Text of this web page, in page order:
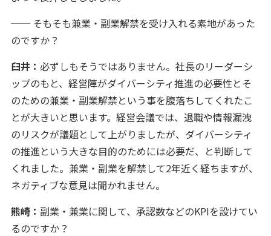
── そもそも兼業・副業解禁を受け入れる素地があった
のですか？
臼井： 必ずしもそうではありません。社長のリーダーシ
ップのもと、経営陣がダイバーシティ推進の必要性とそ
のための兼業・副業解禁という事を腹落ちしてくれたこ
とが大きいと思います。経営会議では、退職や情報漏洩
のリスクが議題として上がりましたが、ダイバーシティ
の推進という大きな目的のためには必要だ、と判断して
くれました。兼業・副業を解禁して2年近く経ちますが、
ネガティブな意見は聞かれません。
熊崎： 副業・兼業に関して、承認数などのKPIを設けてい
るのですか？